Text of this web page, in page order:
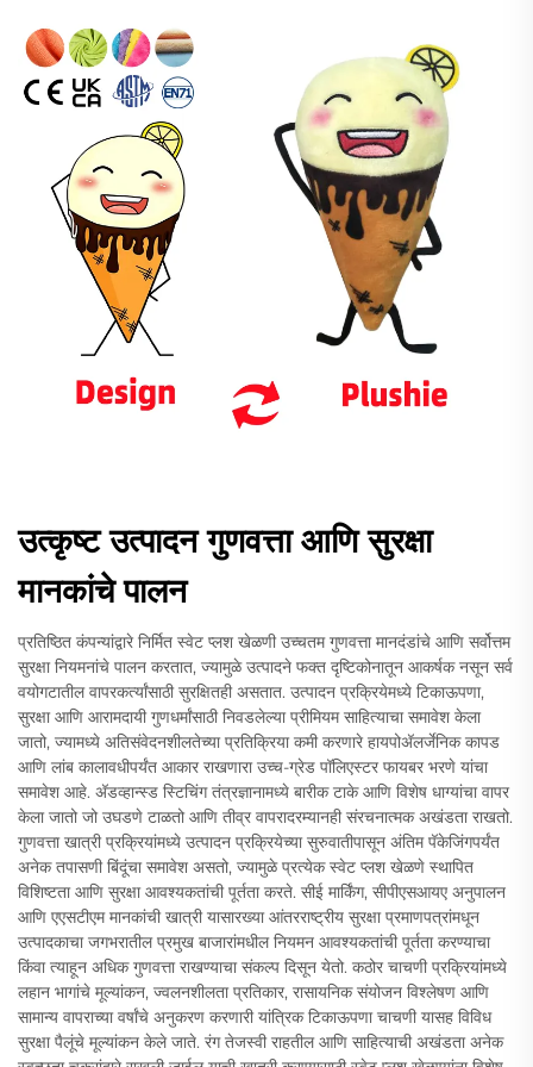
उत्कृष्ट उत्पादन गुणवत्ता आणि सुरक्षा
मानकांचे पालन
प्रतिष्ठित कंपन्यांद्वारे निर्मित स्वेट प्लश खेळणी उच्चतम गुणवत्ता मानदंडांचे आणि सर्वोत्तम
सुरक्षा नियमनांचे पालन करतात, ज्यामुळे उत्पादने फक्त दृष्टिकोनातून आकर्षक नसून सर्व
वयोगटातील वापरकर्त्यांसाठी सुरक्षितही असतात. उत्पादन प्रक्रियेमध्ये टिकाऊपणा,
सुरक्षा आणि आरामदायी गुणधर्मांसाठी निवडलेल्या प्रीमियम साहित्याचा समावेश केला
जातो, ज्यामध्ये अतिसंवेदनशीलतेच्या प्रतिक्रिया कमी करणारे हायपोअ‍ॅलर्जेनिक कापड
आणि लांब कालावधीपर्यंत आकार राखणारा उच्च-ग्रेड पॉलिएस्टर फायबर भरणे यांचा
समावेश आहे. अ‍ॅडव्हान्स्ड स्टिचिंग तंत्रज्ञानामध्ये बारीक टाके आणि विशेष धाग्यांचा वापर
केला जातो जो उघडणे टाळतो आणि तीव्र वापरादरम्यानही संरचनात्मक अखंडता राखतो.
गुणवत्ता खात्री प्रक्रियांमध्ये उत्पादन प्रक्रियेच्या सुरुवातीपासून अंतिम पॅकेजिंगपर्यंत
अनेक तपासणी बिंदूंचा समावेश असतो, ज्यामुळे प्रत्येक स्वेट प्लश खेळणे स्थापित
विशिष्टता आणि सुरक्षा आवश्यकतांची पूर्तता करते. सीई मार्किंग, सीपीएसआयए अनुपालन
आणि एएसटीएम मानकांची खात्री यासारख्या आंतरराष्ट्रीय सुरक्षा प्रमाणपत्रांमधून
उत्पादकाचा जगभरातील प्रमुख बाजारांमधील नियमन आवश्यकतांची पूर्तता करण्याचा
किंवा त्याहून अधिक गुणवत्ता राखण्याचा संकल्प दिसून येतो. कठोर चाचणी प्रक्रियांमध्ये
लहान भागांचे मूल्यांकन, ज्वलनशीलता प्रतिकार, रासायनिक संयोजन विश्लेषण आणि
सामान्य वापराच्या वर्षांचे अनुकरण करणारी यांत्रिक टिकाऊपणा चाचणी यासह विविध
सुरक्षा पैलूंचे मूल्यांकन केले जाते. रंग तेजस्वी राहतील आणि साहित्याची अखंडता अनेक